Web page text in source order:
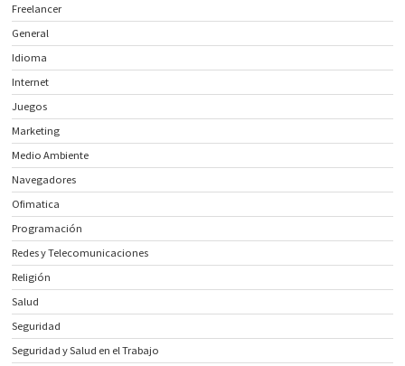
Freelancer
General
Idioma
Internet
Juegos
Marketing
Medio Ambiente
Navegadores
Ofimatica
Programación
Redes y Telecomunicaciones
Religión
Salud
Seguridad
Seguridad y Salud en el Trabajo